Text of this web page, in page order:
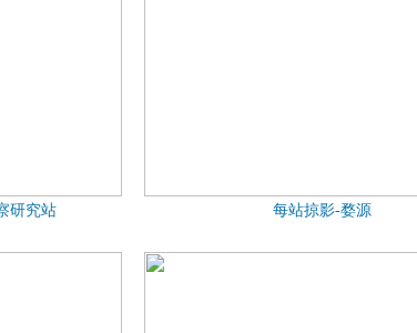
研究站 每站掠影-婺源